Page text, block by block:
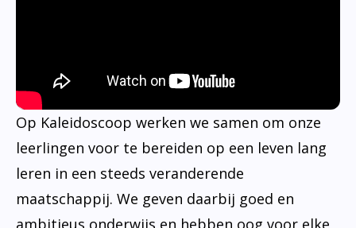
Op Kaleidoscoop werken we samen om onze
leerlingen voor te bereiden op een leven lang
leren in een steeds veranderende
maatschappij. We geven daarbij goed en
ambitieus onderwijs en hebben oog voor elke